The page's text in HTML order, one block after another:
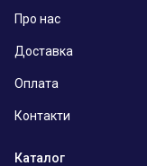
Про нас
Доставка
Оплата
Контакти
Каталог